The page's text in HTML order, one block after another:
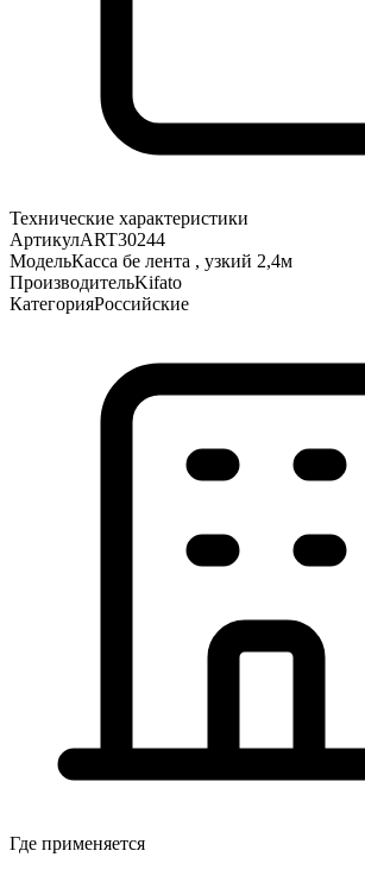
Технические характеристики
АртикулART30244
МодельКасса бе лента , узкий 2,4м
ПроизводительKifato
КатегорияРоссийские
Где применяется